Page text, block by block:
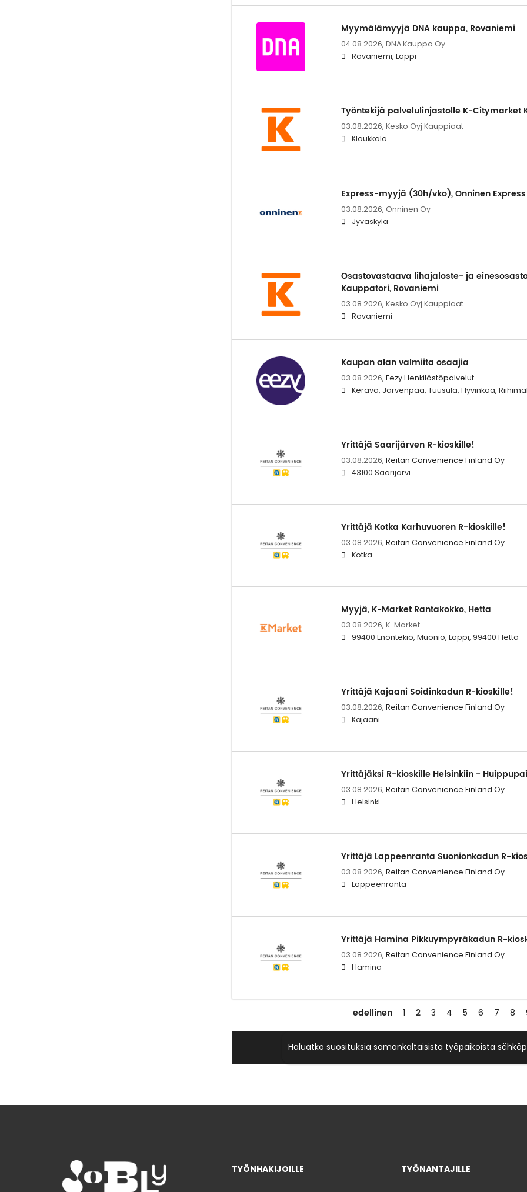
Myymälämyyjä DNA kauppa, Rovaniemi
04.08.2026, DNA Kauppa Oy
Rovaniemi, Lappi
Työntekijä palvelulinjastolle K-Citymarket
03.08.2026, Kesko Oyj Kauppiaat
Klaukkala
Express-myyjä (30h/vko), Onninen
03.08.2026, Onninen Oy
Jyväskylä
Osastovastaava lihajaloste- ja
Kauppatori, Rovaniemi
03.08.2026, Kesko Oyj Kauppiaat
Rovaniemi
Kaupan alan valmiita osaajia
03.08.2026, Eezy Henkilöstöpalvelut
Kerava, Järvenpää, Tuusula, Hyvinkää,
Yrittäjä Saarijärven R-kioskille!
03.08.2026, Reitan Convenience Finland Oy
43100 Saarijärvi
Yrittäjä Kotka Karhuvuoren R-kioskille!
03.08.2026, Reitan Convenience Finland Oy
Kotka
Myyjä, K-Market Rantakokko, Hetta
03.08.2026, K-Market
99400 Enontekiö, Muonio, Lappi, 99400 Hetta
Yrittäjä Kajaani Soidinkadun R-kioskille!
03.08.2026, Reitan Convenience Finland Oy
Kajaani
Yrittäjäksi R-kioskille Helsinkiin -
03.08.2026, Reitan Convenience Finland Oy
Helsinki
Yrittäjä Lappeenranta Suonionkadun R-
03.08.2026, Reitan Convenience Finland Oy
Lappeenranta
Yrittäjä Hamina Pikkuympyräkadun R-
03.08.2026, Reitan Convenience Finland Oy
Hamina
edellinen 1 2 3 4 5 6 7 8
Haluatko suosituksia samankaltaisista työpaikoista
TYÖNHAKIJOILLE TYÖNANTAJILLE